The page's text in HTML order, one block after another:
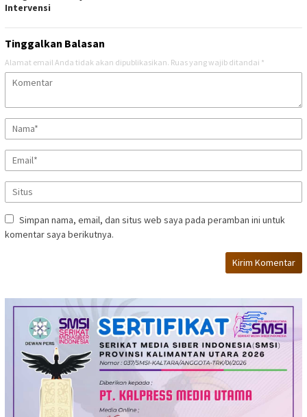
Intervensi
Tinggalkan Balasan
Alamat email Anda tidak akan dipublikasikan. Ruas yang wajib ditandai *
Simpan nama, email, dan situs web saya pada peramban ini untuk
komentar saya berikutnya.